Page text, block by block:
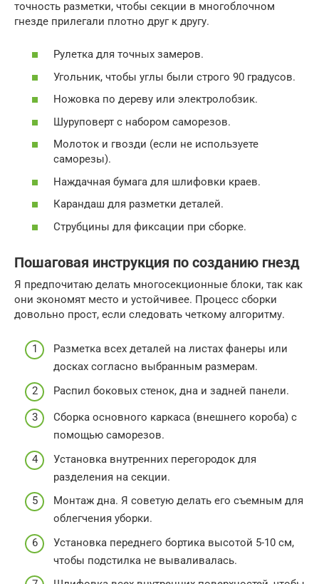
точность разметки, чтобы секции в многоблочном
гнезде прилегали плотно друг к другу.
Рулетка для точных замеров.
Угольник, чтобы углы были строго 90 градусов.
Ножовка по дереву или электролобзик.
Шуруповерт с набором саморезов.
Молоток и гвозди (если не используете
саморезы).
Наждачная бумага для шлифовки краев.
Карандаш для разметки деталей.
Струбцины для фиксации при сборке.
Пошаговая инструкция по созданию гнезд
Я предпочитаю делать многосекционные блоки, так как
они экономят место и устойчивее. Процесс сборки
довольно прост, если следовать четкому алгоритму.
Разметка всех деталей на листах фанеры или
досках согласно выбранным размерам.
Распил боковых стенок, дна и задней панели.
Сборка основного каркаса (внешнего короба) с
помощью саморезов.
Установка внутренних перегородок для
разделения на секции.
Монтаж дна. Я советую делать его съемным для
облегчения уборки.
Установка переднего бортика высотой 5-10 см,
чтобы подстилка не вываливалась.